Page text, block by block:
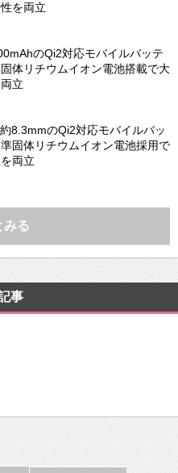
を両立
のQi2対応モバイルバッテ
体リチウムイオン電池搭載で大
立
8.3mmのQi2対応モバイルバッ
固体リチウムイオン電池採用で
両立
みる
事